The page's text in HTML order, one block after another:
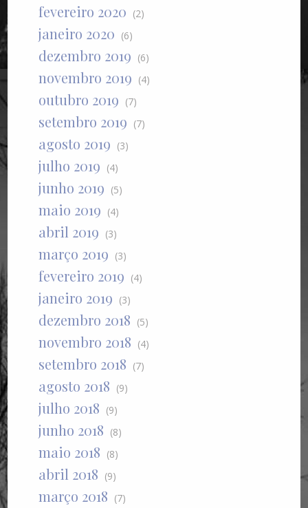
fevereiro 2020 (2)
janeiro 2020 (6)
dezembro 2019 (6)
novembro 2019 (4)
outubro 2019 (7)
setembro 2019 (7)
agosto 2019 (3)
julho 2019 (4)
junho 2019 (5)
maio 2019 (4)
abril 2019 (3)
março 2019 (3)
fevereiro 2019 (4)
janeiro 2019 (3)
dezembro 2018 (5)
novembro 2018 (4)
setembro 2018 (7)
agosto 2018 (9)
julho 2018 (9)
junho 2018 (8)
maio 2018 (8)
abril 2018 (9)
março 2018 (7)